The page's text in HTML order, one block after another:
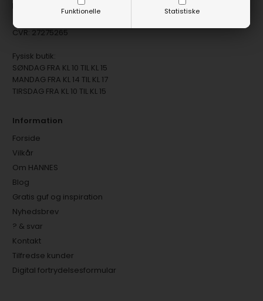
Funktionelle Statistiske
mail@hannespatchwork.dk
CVR: 27275265
Fysisk butik:
SØNDAG FRA KL 10 TIL KL 15
MANDAG FRA KL 14 TIL KL 17
TIRSDAG FRA KL 10 TIL KL 15
Information
Forside
Vilkår
Om HANNES
Blog
Gratis guf og inspiration
Nyhedsbrev
? & svar
Kontakt
Tilfredse kunder
Digital fortrydelsesformular